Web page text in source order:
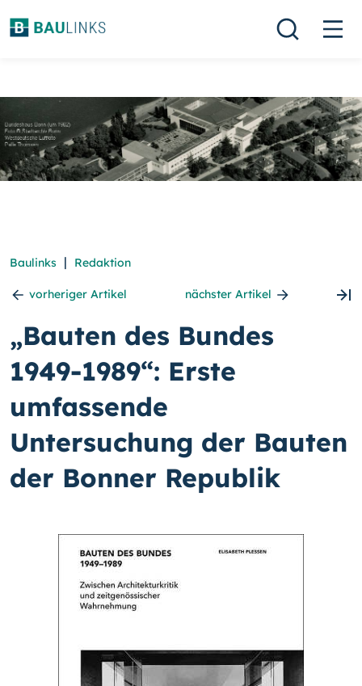
Baulinks | Redaktion
vorheriger Artikel nächster Artikel
„Bauten des Bundes
1949-1989“: Erste
umfassende
Untersuchung der Bauten
der Bonner Republik